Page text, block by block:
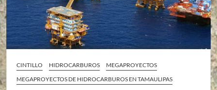
CINTILLO HIDROCARBUROS
MEGAPROYECTOS
MEGAPROYECTOS DE HIDROCARBUROS EN TAMAULIPAS